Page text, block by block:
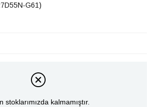
G61)
stoklarımızda kalmamıştır.